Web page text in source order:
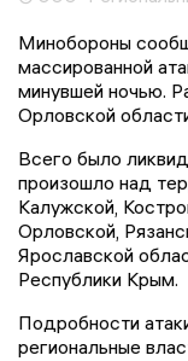
Минобороны
массированной
минувшей ночью.
Орловской
Всего было
произошло над
Калужской,
Орловской,
Ярославской
Республики Крым.
Подробности
региональные